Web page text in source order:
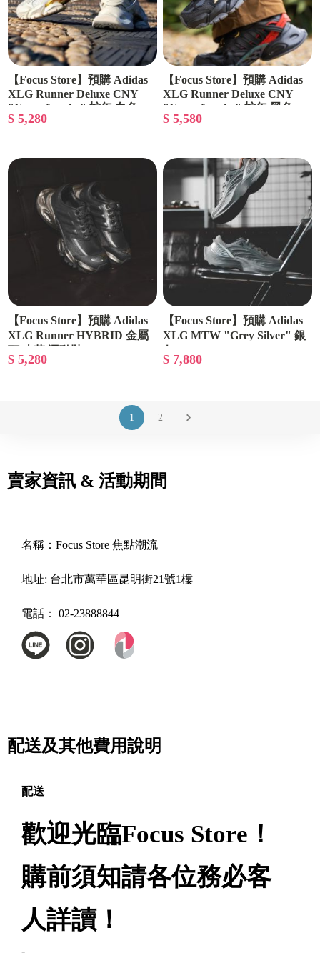
【Focus Store】預購 Adidas
XLG Runner Deluxe CNY
"Year of snake" 蛇年 白色
JQ2973
$ 5,280
【Focus Store】預購 Adidas
XLG Runner Deluxe CNY
"Year of snake" 蛇年 黑色
JQ2974
$ 5,580
【Focus Store】預購 Adidas
XLG Runner HYBRID 金屬
$ 5,280
【Focus Store】預購 Adidas
XLG MTW "Grey Silver" 銀
$ 7,880
1 2
賣家資訊 & 活動期間
名稱： Focus Store 焦點潮流
地址: 台北市萬華區昆明街21號1樓
電話： 02-23888844
配送及其他費用說明
配送
歡迎光臨Focus Store！
購前須知請各位務必客
人詳讀！
-